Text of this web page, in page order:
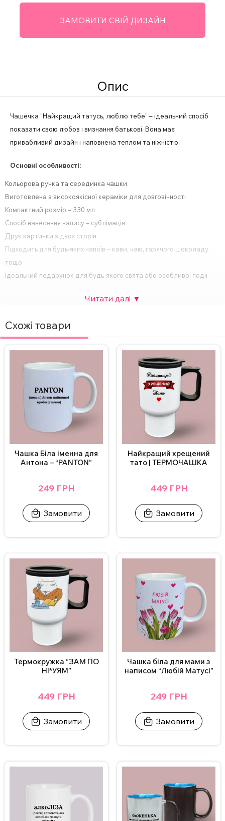
ЗАМОВИТИ СВІЙ ДИЗАЙН
Опис
Чашечка “Найкращий татусь, люблю тебе” – ідеальний спосіб
показати свою любов і визнання батькові. Вона має
привабливий дизайн і наповнена теплом та ніжністю.
Основні особливості:
Кольорова ручка та серединка чашки
Виготовлена з високоякісної кераміки для довговічності
Компактний розмір – 330 мл
Спосіб нанесення напису – сублімація
Друк картинки з двох сторін
Підходить для будь-яких напоїв – кави, чаю, гарячого шоколаду
тощо
Ідеальний подарунок для будь-якого свята або особливої події
Телеграмі або залиште заявку на сайті.
Щоб не пошкодити принт не рекомендується мити
чашку в посудомийній машині та нагрівати у мікрохвильовці.
Додаткові фото надсилаємо у Телеграм/Інстаграм.
Схожі товари
Чашка Біла іменна для
Антона – “PANTON”
249 ГРН
Замовити
Найкращий хрещений
тато | ТЕРМОЧАШКА
449 ГРН
Замовити
Термокружка “ЗАМ ПО
НІ*УЯМ”
449 ГРН
Замовити
Чашка біла для мами з
написом “Любій Матусі”
249 ГРН
Замовити